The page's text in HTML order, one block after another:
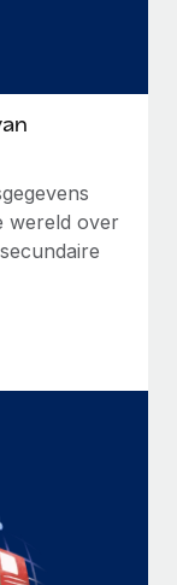
wereld over